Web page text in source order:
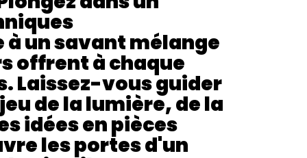
un savant mélange
offrent à chaque
Laissez-vous guider
de la lumière, de la
idées en pièces
les portes d'un